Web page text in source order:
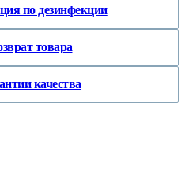
по дезинфекции
товара
качества